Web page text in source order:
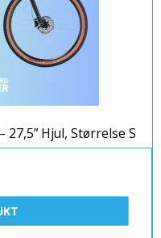
27,5” Hjul, Størrelse S